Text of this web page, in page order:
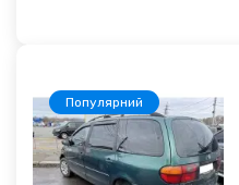
Популярний